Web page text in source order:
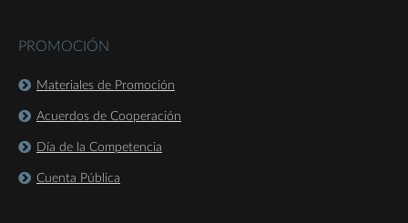
PROMOCIÓN
Materiales de Promoción
Acuerdos de Cooperación
Día de la Competencia
Cuenta Pública